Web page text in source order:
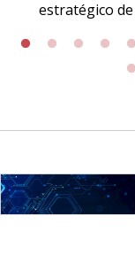
estratégico